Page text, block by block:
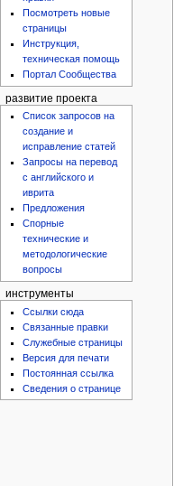
Посмотреть новые
страницы
Инструкция,
техническая помощь
Портал Сообщества
развитие проекта
Список запросов на
создание и
исправление статей
Запросы на перевод
с английского и
иврита
Предложения
Спорные
технические и
методологические
вопросы
инструменты
Ссылки сюда
Связанные правки
Служебные страницы
Версия для печати
Постоянная ссылка
Сведения о странице